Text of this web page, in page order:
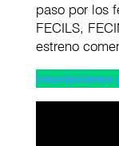
paso por los
FECILS,
estreno
Inscripciones